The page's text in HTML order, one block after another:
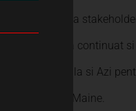
sugestia
Plaja” a continuat
in Scoala si Azi
pentru Maine.